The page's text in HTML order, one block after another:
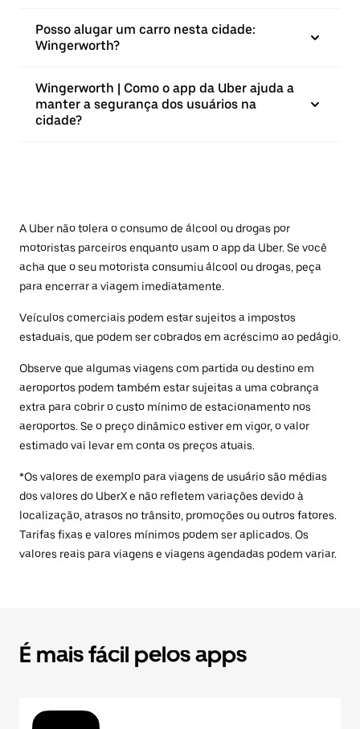
Posso alugar um carro nesta cidade:
Wingerworth?
Wingerworth | Como o app da Uber ajuda a
manter a segurança dos usuários na
cidade?
A Uber não tolera o consumo de álcool ou drogas por
motoristas parceiros enquanto usam o app da Uber. Se você
acha que o seu motorista consumiu álcool ou drogas, peça
para encerrar a viagem imediatamente.
Veículos comerciais podem estar sujeitos a impostos
estaduais, que podem ser cobrados em acréscimo ao pedágio.
Observe que algumas viagens com partida ou destino em
aeroportos podem também estar sujeitas a uma cobrança
extra para cobrir o custo mínimo de estacionamento nos
aeroportos. Se o preço dinâmico estiver em vigor, o valor
estimado vai levar em conta os preços atuais.
*Os valores de exemplo para viagens de usuário são médias
dos valores do UberX e não refletem variações devido à
localização, atrasos no trânsito, promoções ou outros fatores.
Tarifas fixas e valores mínimos podem ser aplicados. Os
valores reais para viagens e viagens agendadas podem variar.
É mais fácil pelos apps